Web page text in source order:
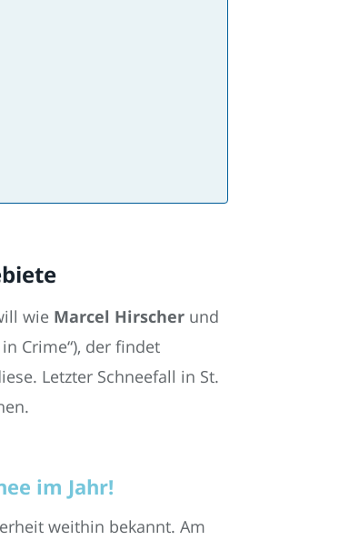
wie Marcel Hirscher und
Crime“), der findet
Letzter Schneefall in St.
im Jahr!
weithin bekannt. Am